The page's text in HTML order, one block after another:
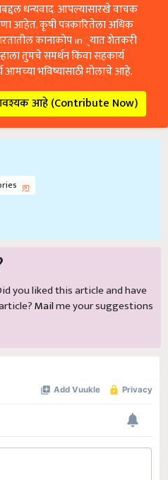
धन्यवाद. आपल्यासारखे वाचक
आहेत. कृषी पत्रकारितेला अधिक
कानाकोप in्यात शेतकरी
तुमचे समर्थन किंवा सहकार्य
भविष्यासाठी मोलाचे आहे.
आहे (Contribute Now)
you liked this article and have
Mailme your suggestions